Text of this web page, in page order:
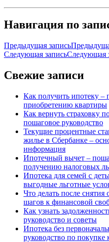
Навигация по
Предыдущая запись
Следующая записьСледующая
Свежие записи
Как получить ипотеку –
приобретению квартиры
Как вернуть страховку
пошаговое руководство
Текущие процентные
жилье в Сбербанке –
информация
Ипотечный вычет –
получению налоговых
Ипотека для семей с
выгодные льготные
Что делать после
шагов к финансовой
Как узнать
руководство и советы
Ипотека без
руководство по покупке